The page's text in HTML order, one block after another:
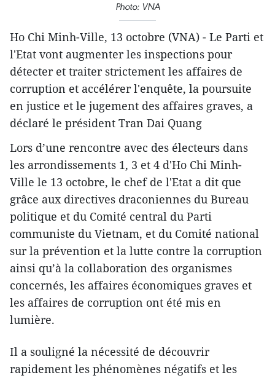
Photo: VNA
Ho Chi Minh-Ville, 13 octobre (VNA) - Le Parti et
l'Etat vont augmenter les inspections pour
détecter et traiter strictement les affaires de
corruption et accélérer l'enquête, la poursuite
en justice et le jugement des affaires graves, a
déclaré le président Tran Dai Quang
Lors d’une rencontre avec des électeurs dans
les arrondissements 1, 3 et 4 d'Ho Chi Minh-
Ville le 13 octobre, le chef de l'Etat a dit que
grâce aux directives draconiennes du Bureau
politique et du Comité central du Parti
communiste du Vietnam, et du Comité national
sur la prévention et la lutte contre la corruption
ainsi qu’à la collaboration des organismes
concernés, les affaires économiques graves et
les affaires de corruption ont été mis en
lumière.
Il a souligné la nécessité de découvrir
rapidement les phénomènes négatifs et les